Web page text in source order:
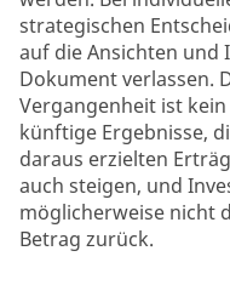
strategischen
auf die Ansichten
Dokument verlassen.
Vergangenheit ist
künftige Ergebnisse,
daraus erzielten
auch steigen, und
möglicherweise nicht
Betrag zurück.